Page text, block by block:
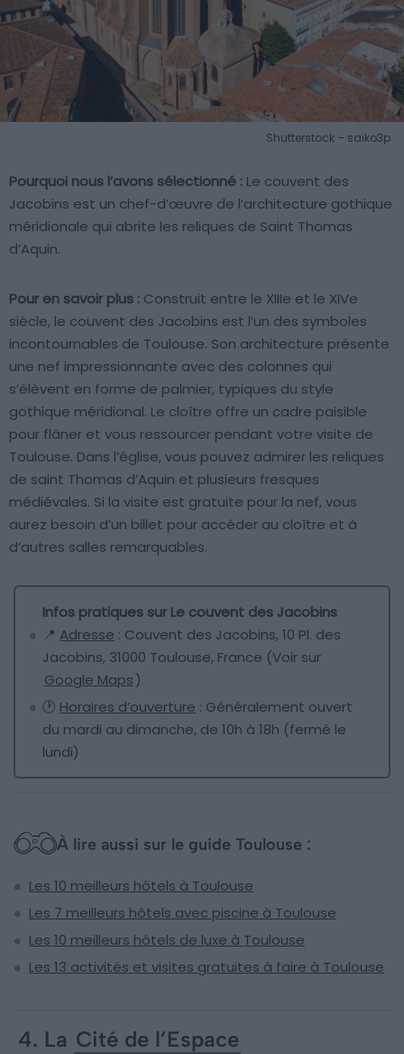
Shutterstock – saiko3p
Pourquoi nous l’avons sélectionné : Le couvent des
Jacobins est un chef-d’œuvre de l’architecture gothique
méridionale qui abrite les reliques de Saint Thomas
d’Aquin.
Pour en savoir plus : Construit entre le XIIIe et le XIVe
siècle, le couvent des Jacobins est l’un des symboles
incontournables de Toulouse. Son architecture présente
une nef impressionnante avec des colonnes qui
s’élèvent en forme de palmier, typiques du style
gothique méridional. Le cloître offre un cadre paisible
pour flâner et vous ressourcer pendant votre visite de
Toulouse. Dans l’église, vous pouvez admirer les reliques
de saint Thomas d’Aquin et plusieurs fresques
médiévales. Si la visite est gratuite pour la nef, vous
aurez besoin d’un billet pour accéder au cloître et à
d’autres salles remarquables.
Infos pratiques sur Le couvent des Jacobins
📍 Adresse : Couvent des Jacobins, 10 Pl. des
Jacobins, 31000 Toulouse, France (Voir sur
Google Maps)
🕐 Horaires d’ouverture : Généralement ouvert
du mardi au dimanche, de 10h à 18h (fermé le
lundi)
À lire aussi sur le guide Toulouse :
Les 10 meilleurs hôtels à Toulouse
Les 7 meilleurs hôtels avec piscine à Toulouse
Les 10 meilleurs hôtels de luxe à Toulouse
Les 13 activités et visites gratuites à faire à Toulouse
4. La Cité de l’Espace